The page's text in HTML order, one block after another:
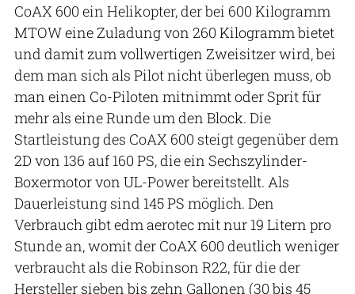
CoAX 600 ein Helikopter, der bei 600 Kilogramm
MTOW eine Zuladung von 260 Kilogramm bietet
und damit zum vollwertigen Zweisitzer wird, bei
dem man sich als Pilot nicht überlegen muss, ob
man einen Co-Piloten mitnimmt oder Sprit für
mehr als eine Runde um den Block. Die
Startleistung des CoAX 600 steigt gegenüber dem
2D von 136 auf 160 PS, die ein Sechszylinder-
Boxermotor von UL-Power bereitstellt. Als
Dauerleistung sind 145 PS möglich. Den
Verbrauch gibt edm aerotec mit nur 19 Litern pro
Stunde an, womit der CoAX 600 deutlich weniger
verbraucht als die Robinson R22, für die der
Hersteller sieben bis zehn Gallonen (30 bis 45